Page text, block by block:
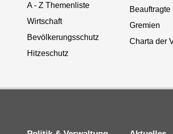
A - Z Themenliste
Wirtschaft
Bevölkerungsschutz
Hitzeschutz
Beauftragte
Gremien
Charta der